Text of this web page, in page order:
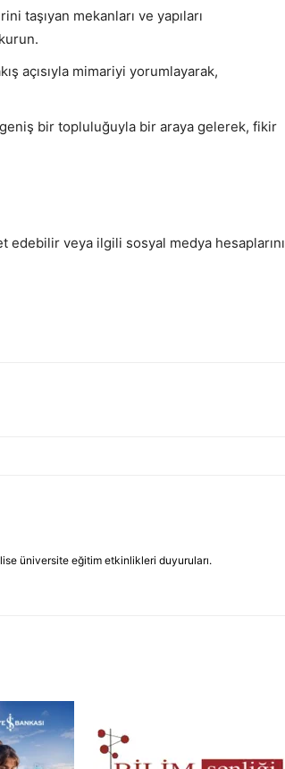
taşıyan mekanları ve yapıları
açısıyla mimariyi yorumlayarak,
geniş bir topluluğuyla bir araya gelerek, fikir
edebilir veya ilgili sosyal medya hesaplarını
üniversite eğitim etkinlikleri duyuruları.